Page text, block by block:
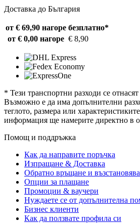
Доставка до България
от € 69,90 нагоре безплатно*
от € 0,00 нагоре € 8,90
* Тези транспортни разходи се отнасят
Възможно е да има допълнителни
теглото, размера или
информация ще намерите директно в
Помощ и поддръжка
Как да направите поръчка
Изпращане & Доставка
Обратно връщане и
Опции за плащане
Промоции & ваучери
Нуждаете се от допълнителна
Бизнес клиенти
Как да ползвате профила си